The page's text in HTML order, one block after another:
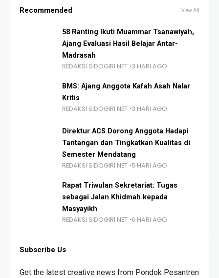
Recommended View All
58 Ranting Ikuti Muammar Tsanawiyah,
Ajang Evaluasi Hasil Belajar Antar-
Madrasah
REDAKSI SIDOGIRI.NET 3 HARI AGO
BMS: Ajang Anggota Kafah Asah Nalar
Kritis
REDAKSI SIDOGIRI.NET 3 HARI AGO
Direktur ACS Dorong Anggota Hadapi
Tantangan dan Tingkatkan Kualitas di
Semester Mendatang
REDAKSI SIDOGIRI.NET 5 HARI AGO
Rapat Triwulan Sekretariat: Tugas
sebagai Jalan Khidmah kepada
Masyayikh
REDAKSI SIDOGIRI.NET 6 HARI AGO
Subscribe Us
Get the latest creative news from Pondok Pesantren